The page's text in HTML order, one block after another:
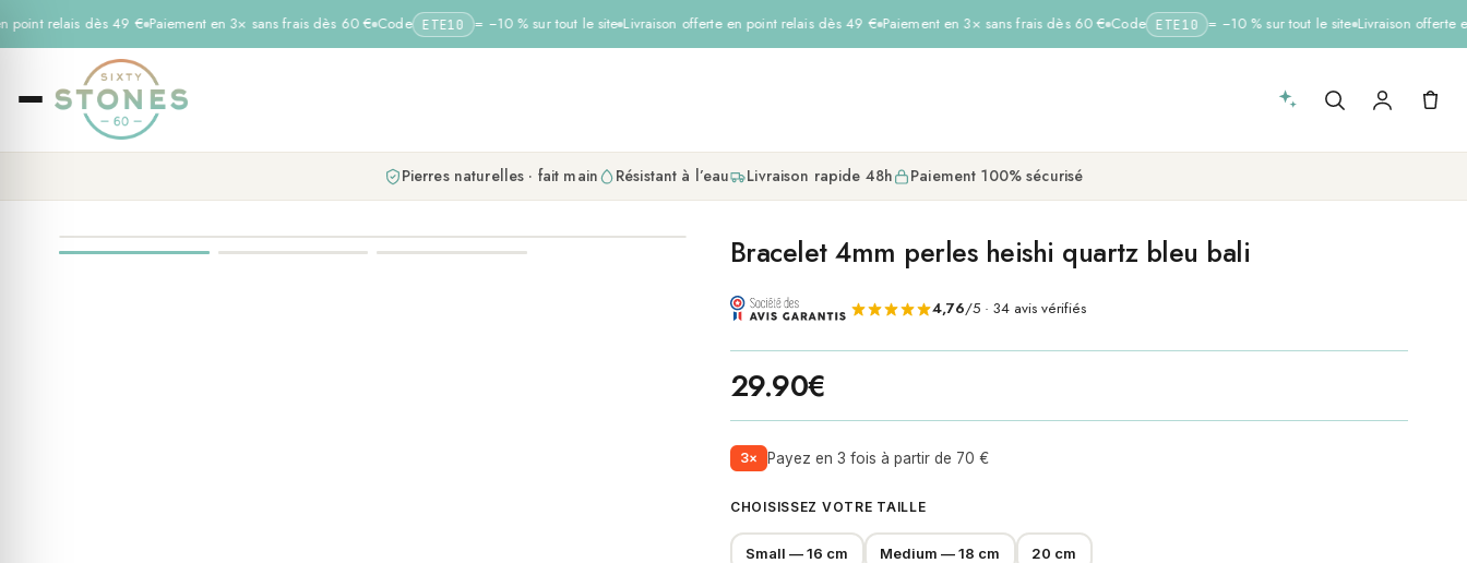
relais dès 49 € Paiement en 3× sans frais dès 60 € Code ETE10 = −10 % sur tout le site Livraison offerte en point relais dès 49 € Paiement en 3× sans frais dès 60 € Code ETE10 = −10 % sur tout le site Livraison offerte
Pierres naturelles · fait main Résistant à l’eau Livraison rapide 48h Paiement 100% sécurisé
Bracelet 4mm perles heishi quartz bleu bali
4,76/5 · 34 avis vérifiés
29.90€
3× Payez en 3 fois à partir de 70 €
CHOISISSEZ VOTRE TAILLE
Small — 16 cm Medium — 18 cm 20 cm